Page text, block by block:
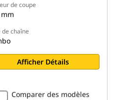
de coupe
de chaîne
Afficher Détails
Comparer des modèles